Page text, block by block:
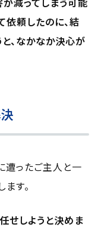
頼したのに、結
、なかなか決心が
遭ったご主人と一
す。
せしようと決めま